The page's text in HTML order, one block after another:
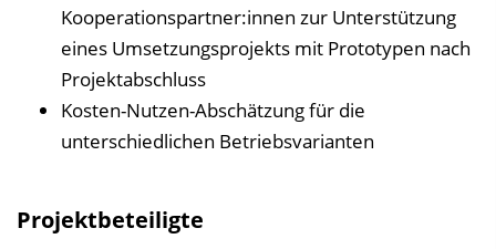
Kooperationspartner:innen zur Unterstützung
eines Umsetzungsprojekts mit Prototypen nach
Projektabschluss
Kosten-Nutzen-Abschätzung für die
unterschiedlichen Betriebsvarianten
Projektbeteiligte